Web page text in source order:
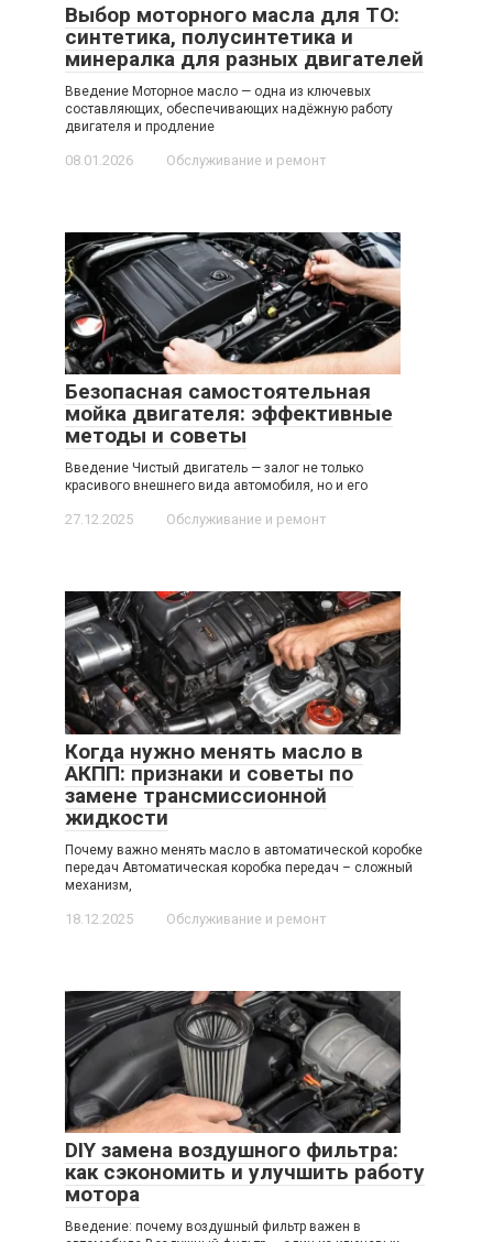
Выбор моторного масла для ТО:
синтетика, полусинтетика и
минералка для разных двигателей
Введение Моторное масло — одна из ключевых
составляющих, обеспечивающих надёжную работу
двигателя и продление
08.01.2026 Обслуживание и ремонт
Безопасная самостоятельная
мойка двигателя: эффективные
методы и советы
Введение Чистый двигатель — залог не только
красивого внешнего вида автомобиля, но и его
27.12.2025 Обслуживание и ремонт
Когда нужно менять масло в
АКПП: признаки и советы по
замене трансмиссионной
жидкости
Почему важно менять масло в автоматической коробке
передач Автоматическая коробка передач – сложный
механизм,
18.12.2025 Обслуживание и ремонт
DIY замена воздушного фильтра:
как сэкономить и улучшить работу
мотора
Введение: почему воздушный фильтр важен в